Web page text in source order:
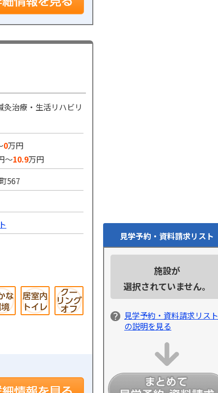
治療・生活リハビリ
0万円
～10.9万円
567
詳細情報を見る
見学予約・資料請求リスト
施設が
選択されていません。
見学予約・資料請求リスト
の説明を見る